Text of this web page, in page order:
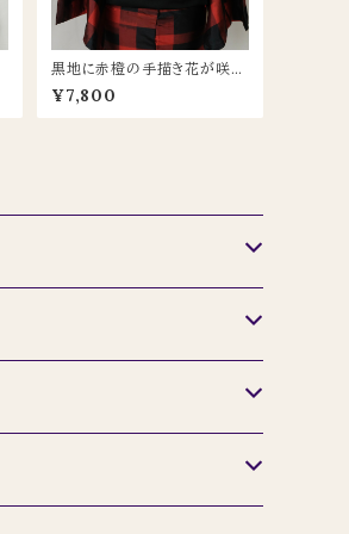
黒地に赤橙の手描き花が咲く
｜正絹ワンポイント名古屋帯
¥7,800